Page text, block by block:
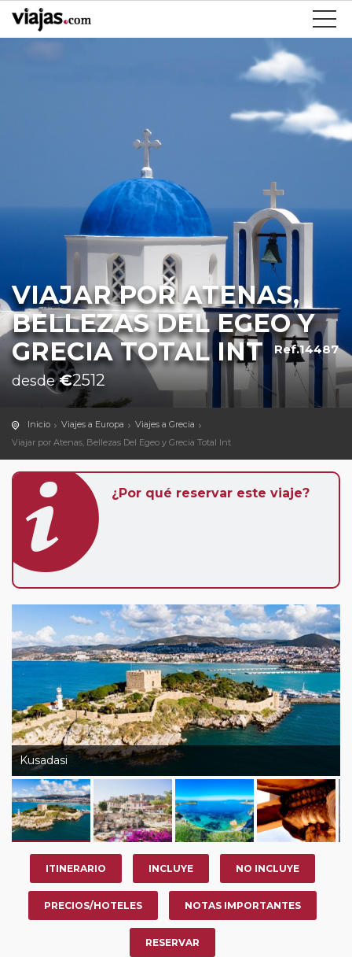
VIAJAR POR ATENAS,
BELLEZAS DEL EGEO Y
GRECIA TOTAL INT
Ref.14487
desde€2512
Inicio Viajes a Europa
Viajes a Grecia
Viajar por Atenas, Bellezas Del Egeo y Grecia Total Int
¿Por qué reservar este viaje?
Kusadasi
ITINERARIO INCLUYE NO INCLUYE
PRECIOS/HOTELES NOTAS IMPORTANTES
RESERVAR